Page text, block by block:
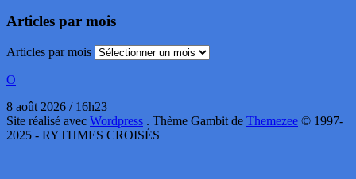
Articles par mois
Articles par mois
O
8 août 2026 / 16h23
Site réalisé avec Wordpress . Thème Gambit de Themezee © 1997-
2025 - RYTHMES CROISÉS